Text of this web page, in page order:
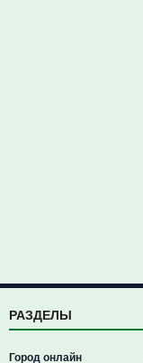
РАЗДЕЛЫ
Город онлайн